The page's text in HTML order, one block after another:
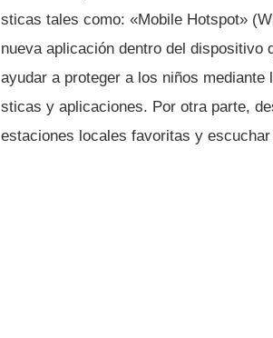
sticas tales como: «Mobile Hotspot»
nueva aplicación dentro del
ayudar a proteger a los niños
sticas y aplicaciones. Por otra parte,
estaciones locales favoritas y